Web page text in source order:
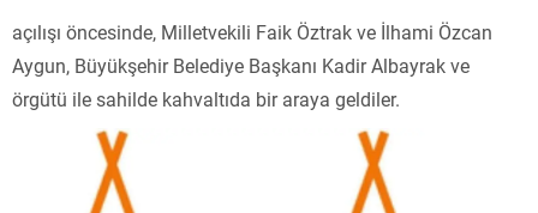
açılışı öncesinde, Milletvekili Faik Öztrak ve İlhami Özcan
Aygun, Büyükşehir Belediye Başkanı Kadir Albayrak ve
örgütü ile sahilde kahvaltıda bir araya geldiler.